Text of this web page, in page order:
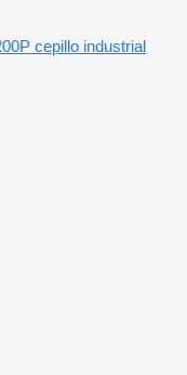
cepillo industrial